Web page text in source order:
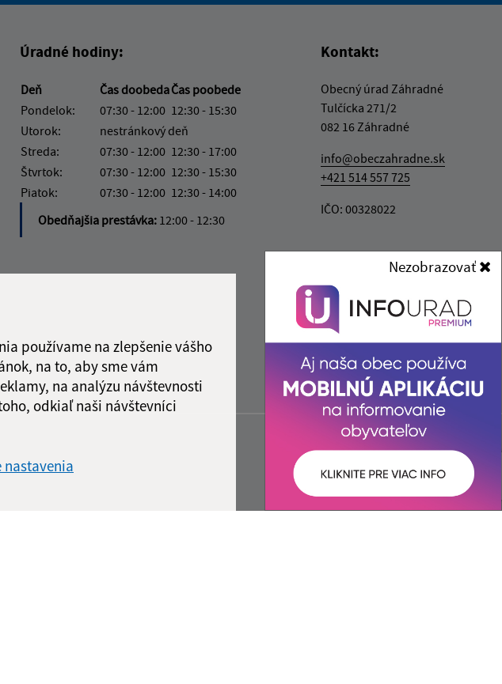
používame na zlepšenie vášho
na to, aby sme vám
na analýzu návštevnosti
odkiaľ naši návštevníci
Nezobrazovať
Úradné hodiny:
Deň Čas doobedaČas poobede
Pondelok:
07:30 - 12:00 12:30 - 15:30
Utorok:
nestránkový deň
Streda:
07:30 - 12:00 12:30 - 17:00
Štvrtok:
07:30 - 12:00 12:30 - 15:30
Piatok:
07:30 - 12:00 12:30 - 14:00
Obedňajšia prestávka: 12:00 - 12:30
Kontakt:
Obecný úrad Záhradné
Tulčícka 271/2
082 16 Záhradné
info@obeczahradne.sk
+421 514 557 725
IČO: 00328022